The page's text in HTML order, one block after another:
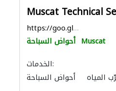
Muscat Technical
https://goo.gl/maps/ZxVRCJK3TbzZ2WqR6
أحواض السباحة Muscat
الخدمات:
أحواض السباحة
المياه